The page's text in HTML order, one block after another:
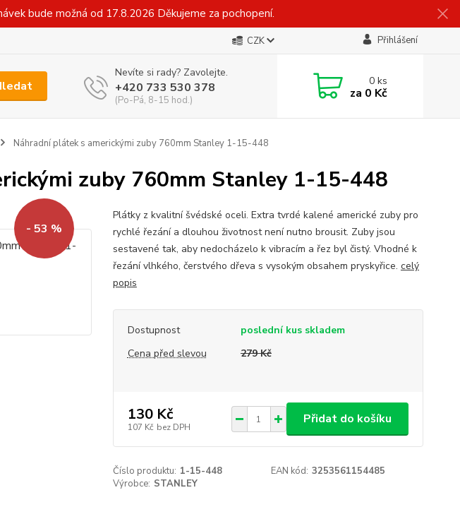
bude možná od 17.8.2026 Děkujeme za pochopení.
CZK Přihlášení
Nevíte si rady? Zavolejte.
+420 733 530 378
(Po-Pá, 8-15 hod.)
0ks
za 0 Kč
Náhradní plátek s americkými zuby 760mm Stanley 1-15-448
zuby 760mm Stanley 1-15-448
- 53 %
Plátky z kvalitní švédské oceli. Extra tvrdé kalené americké zuby pro
rychlé řezání a dlouhou životnost není nutno brousit. Zuby jsou
sestavené tak, aby nedocházelo k vibracím a řez byl čistý. Vhodné k
řezání vlhkého, čerstvého dřeva s vysokým obsahem pryskyřice. celý
popis
Dostupnost
poslední kus skladem
Cena před slevou
279 Kč
130 Kč
107 Kč bez DPH
Přidat do košíku
Číslo produktu: 1-15-448 EAN kód: 3253561154485
Výrobce: STANLEY